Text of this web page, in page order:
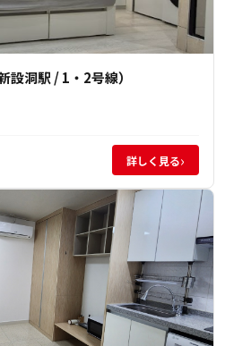
設洞駅 / 1・2号線）
詳しく見る›